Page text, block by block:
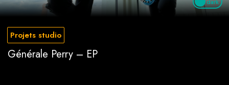
dark
Projets studio
Générale Perry – EP